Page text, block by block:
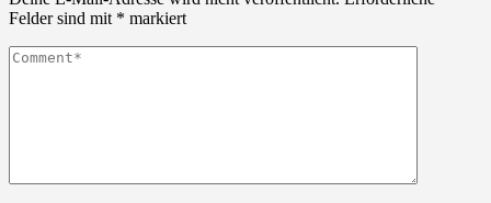
Felder sind mit * markiert